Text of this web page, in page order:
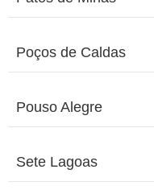
Poços de Caldas
Pouso Alegre
Sete Lagoas